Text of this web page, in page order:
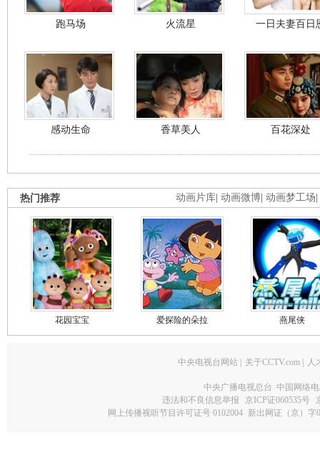
跑马场 火流星 一日夫妻百日
感动生命 香草美人 百花深处
动画片库 动画微博 动画梦工场
热门推荐
花园宝宝 爱探险的朵拉 燕尾侠
中央电视台网站 关于CCTV.com 人
中央广播电视总台 中国网络
违法和不良信息举报
京ICP证060535号
网上传播视听节目许可证号 0102004 新出网证（京）